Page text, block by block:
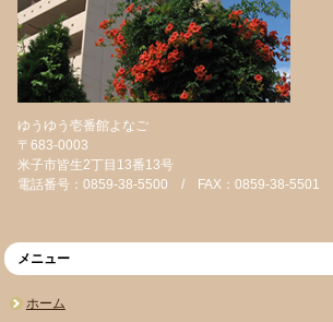
ゆうゆう壱番館よなご
〒683-0003
米子市皆生2丁目13番13号
電話番号：0859-38-5500 / FAX：0859-38-5501
メニュー
ホーム